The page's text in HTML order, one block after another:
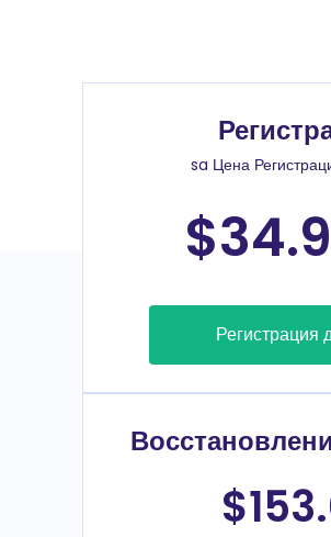
sa Цена
Регистрация